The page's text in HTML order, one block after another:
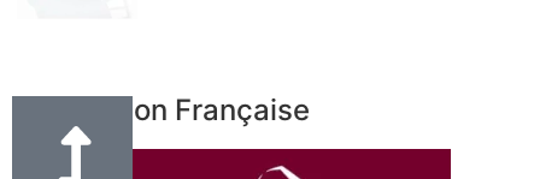
Fabrication Française